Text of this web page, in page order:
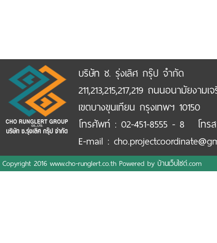
บริษัท ช. รุ่งเลิศ กรุ๊ป จำกัด
211,213,215,217,219 ถนนอนามัยงา
เขตบางขุนเทียน กรุงเทพฯ 10150
โทรศัพท์ : 02-451-8555 - 8 โทรส
E-mail :
Copyright 2016 www.cho-runglert.co.th Powered by บ้านเว็บไซต์.com